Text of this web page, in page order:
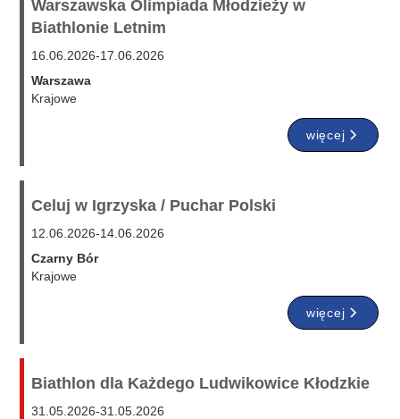
Warszawska Olimpiada Młodzieży w
Biathlonie Letnim
16.06.2026-17.06.2026
Warszawa
Krajowe
więcej
Celuj w Igrzyska / Puchar Polski
12.06.2026-14.06.2026
Czarny Bór
Krajowe
więcej
Biathlon dla Każdego Ludwikowice Kłodzkie
31.05.2026-31.05.2026